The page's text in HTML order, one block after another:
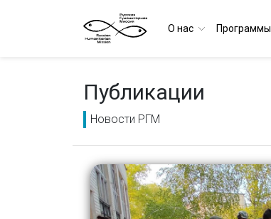
О нас Программы
Публикации
Новости РГМ